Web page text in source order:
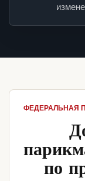
ФЕДЕРАЛЬНАЯ
по